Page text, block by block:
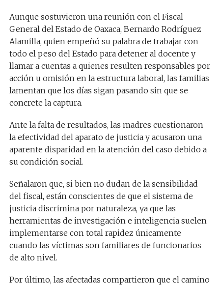
Aunque sostuvieron una reunión con el Fiscal
General del Estado de Oaxaca, Bernardo Rodríguez
Alamilla, quien empeñó su palabra de trabajar con
todo el peso del Estado para detener al docente y
llamar a cuentas a quienes resulten responsables por
acción u omisión en la estructura laboral, las familias
lamentan que los días sigan pasando sin que se
concrete la captura.
Ante la falta de resultados, las madres cuestionaron
la efectividad del aparato de justicia y acusaron una
aparente disparidad en la atención del caso debido a
su condición social.
Señalaron que, si bien no dudan de la sensibilidad
del fiscal, están conscientes de que el sistema de
justicia discrimina por naturaleza, ya que las
herramientas de investigación e inteligencia suelen
implementarse con total rapidez únicamente
cuando las víctimas son familiares de funcionarios
de alto nivel.
Por último, las afectadas compartieron que el camino